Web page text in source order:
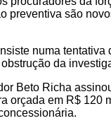
preventiva são
numa
da
Beto Richa
orçada em R$ 120